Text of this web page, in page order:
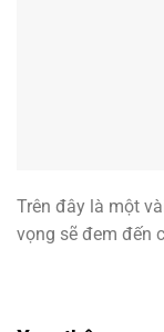
Trên đây là một
vọng sẽ đem đến